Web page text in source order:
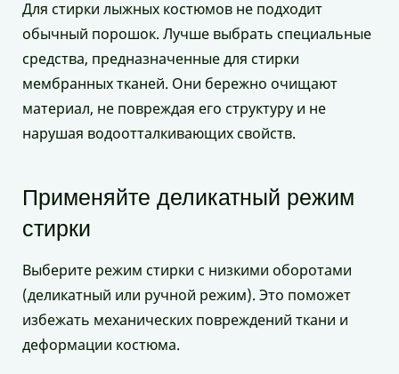
Для стирки лыжных костюмов не подходит
обычный порошок. Лучше выбрать специальные
средства, предназначенные для стирки
мембранных тканей. Они бережно очищают
материал, не повреждая его структуру и не
нарушая водоотталкивающих свойств.
Применяйте деликатный режим
стирки
Выберите режим стирки с низкими оборотами
(деликатный или ручной режим). Это поможет
избежать механических повреждений ткани и
деформации костюма.